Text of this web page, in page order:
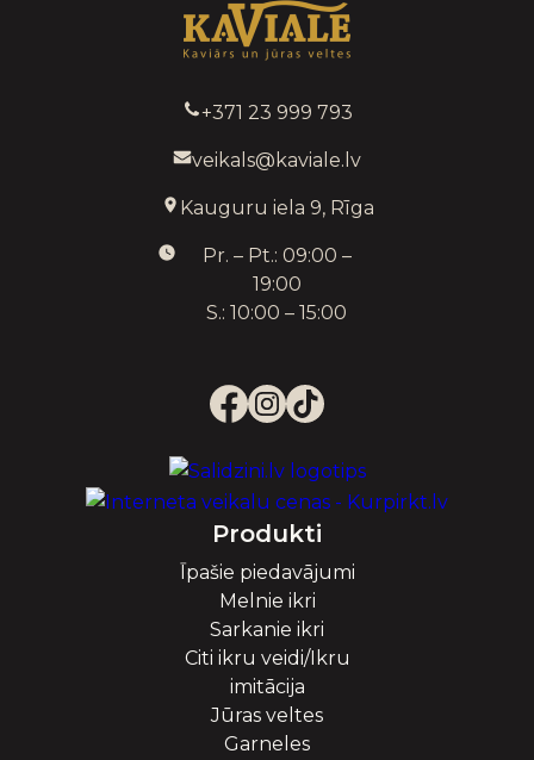
+371 23 999 793
veikals@kaviale.lv
Kauguru iela 9, Rīga
Pr. – Pt.: 09:00 –
19:00
S.: 10:00 – 15:00
Produkti
Īpašie piedavājumi
Melnie ikri
Sarkanie ikri
Citi ikru veidi/Ikru
imitācija
Jūras veltes
Garneles